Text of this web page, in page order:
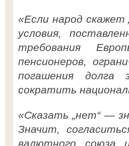
«Если народ
условия,
требования
пенсионеров,
погашения долга
сократить
«Сказать „нет“ —
Значит,
валютного союза